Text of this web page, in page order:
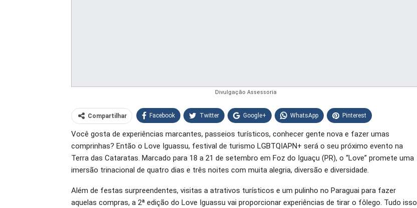
Divulgação Assessoria
Compartilhar Facebook Twitter Google+ WhatsApp Pinterest
O email
Você gosta de experiências marcantes, passeios turísticos, conhecer gente nova e fazer umas
comprinhas? Então o Love Iguassu, festival de turismo LGBTQIAPN+ será o seu próximo evento na
Terra das Cataratas. Marcado para 18 a 21 de setembro em Foz do Iguaçu (PR), o “Love” promete uma
imersão trinacional de quatro dias e três noites com muita alegria, diversão e diversidade.
Além de festas surpreendentes, visitas a atrativos turísticos e um pulinho no Paraguai para fazer
aquelas compras, a 2ª edição do Love Iguassu vai proporcionar experiências de tirar o fôlego. Tudo isso